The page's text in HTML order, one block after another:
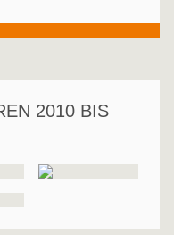
2010 BIS